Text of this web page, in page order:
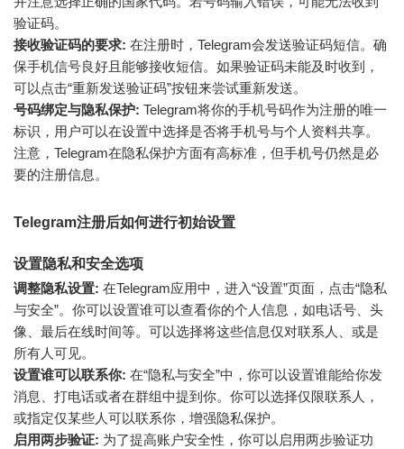
验证码。
接收验证码的要求: 在注册时，Telegram会发送验证码短信。确
保手机信号良好且能够接收短信。如果验证码未能及时收到，
可以点击“重新发送验证码”按钮来尝试重新发送。
号码绑定与隐私保护: Telegram将你的手机号码作为注册的唯一
标识，用户可以在设置中选择是否将手机号与个人资料共享。
注意，Telegram在隐私保护方面有高标准，但手机号仍然是必
要的注册信息。
Telegram注册后如何进行初始设置
设置隐私和安全选项
调整隐私设置: 在Telegram应用中，进入“设置”页面，点击“隐私
与安全”。你可以设置谁可以查看你的个人信息，如电话号、头
像、最后在线时间等。可以选择将这些信息仅对联系人、或是
所有人可见。
设置谁可以联系你: 在“隐私与安全”中，你可以设置谁能给你发
消息、打电话或者在群组中提到你。你可以选择仅限联系人，
或指定仅某些人可以联系你，增强隐私保护。
启用两步验证: 为了提高账户安全性，你可以启用两步验证功